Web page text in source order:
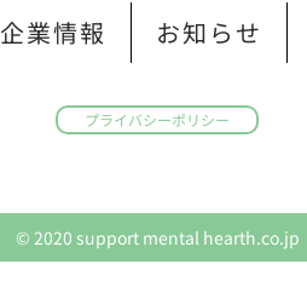
企業情報 お知らせ
プライバシーポリシー
© 2020 support mental hearth.co.jp